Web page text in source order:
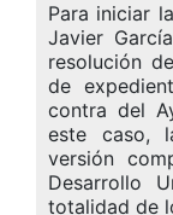
Para iniciar
Javier
resolución
de
contra del
este caso,
versión
Desarrollo
totalidad de